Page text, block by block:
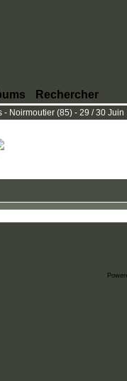
Rechercher
- Noirmoutier (85) - 29 / 30 Juin